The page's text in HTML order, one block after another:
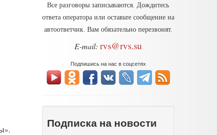
Все разговоры записываются. Дождитесь
ответа оператора или оставьте сообщение на
автоответчик. Вам обязательно перезвонят.
E-mail: rvs@rvs.su
Подпишись на нас в соцсетях
Подписка на новости